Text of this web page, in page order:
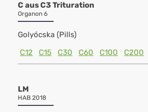
C aus C3 Trituration
Organon 6
Golyócska (Pills)
C12
C15 C30 C60 C100 C200
LM
HAB 2018